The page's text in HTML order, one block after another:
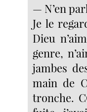
— N’en
Je le
Dieu
genre,
jambes
main de
tronche.